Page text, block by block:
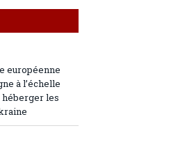
européenne
à l’échelle
les